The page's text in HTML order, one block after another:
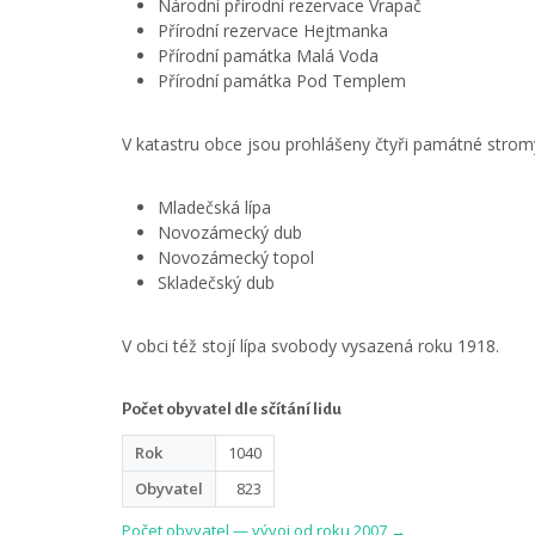
Národní přírodní rezervace Vrapač
Přírodní rezervace Hejtmanka
Přírodní památka Malá Voda
Přírodní památka Pod Templem
V katastru obce jsou prohlášeny čtyři památné
Mladečská lípa
Novozámecký dub
Novozámecký topol
Skladečský dub
V obci též stojí lípa svobody vysazená roku 1918.
Počet obyvatel dle sčítání lidu
Rok
1040
Obyvatel
823
Počet obyvatel — vývoj od roku 2007 →